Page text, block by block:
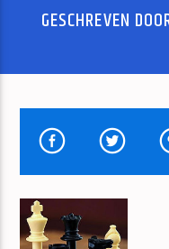
HUIDIG NUMMER
SWEET CHILD O'
GUNS N' ROSES
GESCHREVEN